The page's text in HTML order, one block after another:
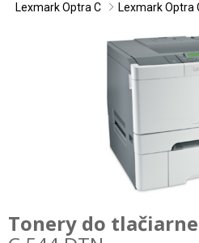
Lexmark Optra C
Lexmark Optra
Tonery do tlačiarne